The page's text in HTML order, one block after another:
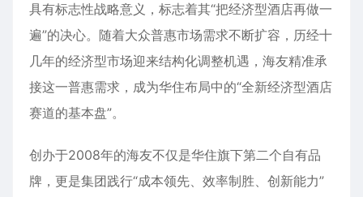
具有标志性战略意义，标志着其“把经济型酒店再做一
遍”的决心。随着大众普惠市场需求不断扩容，历经十
几年的经济型市场迎来结构化调整机遇，海友精准承
接这一普惠需求，成为华住布局中的“全新经济型酒店
赛道的基本盘”。
创办于2008年的海友不仅是华住旗下第二个自有品
牌，更是集团践行“成本领先、效率制胜、创新能力”